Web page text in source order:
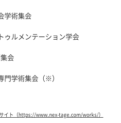
学術集会
ゥルメンテーション学会
会
門学術集会（※）
イト（https://www.nex-tage.com/works/）